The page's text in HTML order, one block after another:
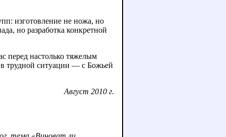
изготовление не ножа, но
но разработка конкретной
перед настолько тяжелым
трудной ситуации — с Божьей
Август 2010 г.